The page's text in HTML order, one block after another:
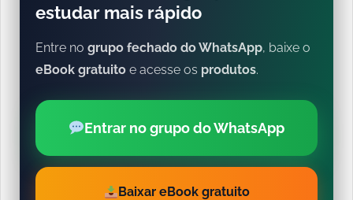
estudar mais rápido
Entre no grupo fechado do WhatsApp, baixe o
eBook gratuito e acesse os produtos.
Entrar no grupo do WhatsApp
Baixar eBook gratuito